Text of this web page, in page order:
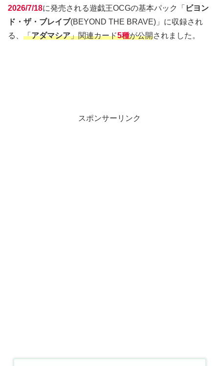
2026/7/18に発売される遊戯王OCGの基本パック「 ビヨン
ド・ザ・ブレイブ(BEYOND THE BRAVE)」に収録され
る、 「アダマシア」関連カード5種が公開されました。
スポンサーリンク